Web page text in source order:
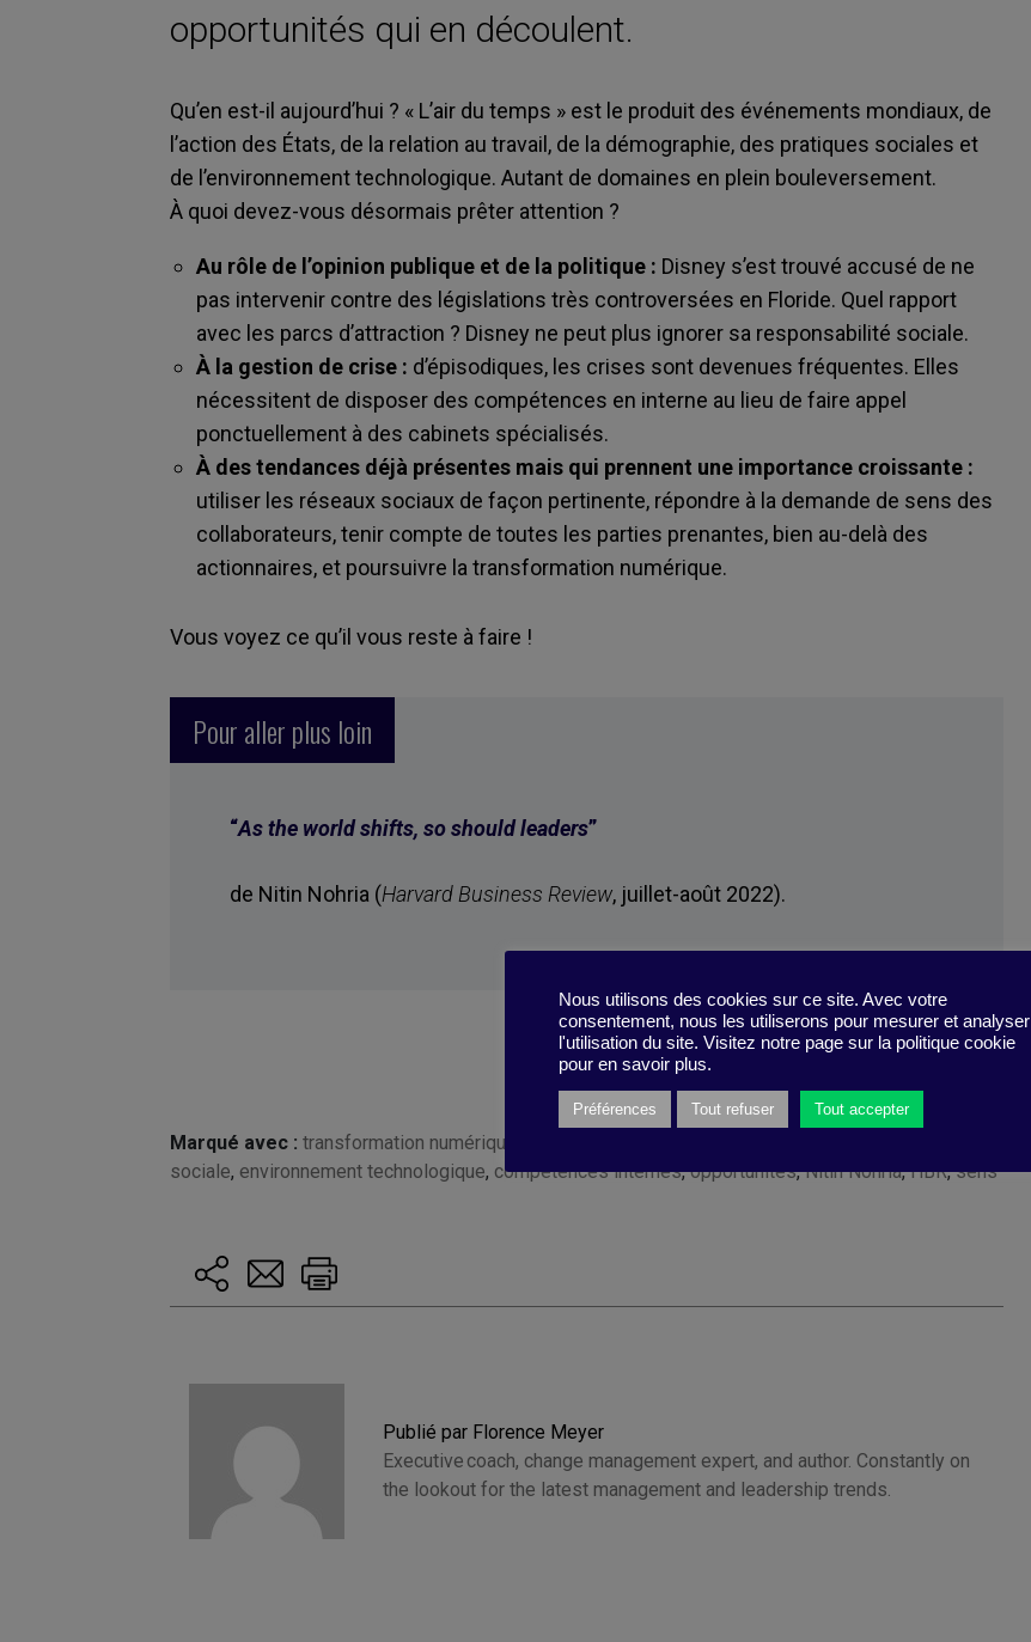
opportunités qui en découlent.
Qu’en est-il aujourd’hui ? « L’air du temps » est le produit des événements mondiaux, de
l’action des États, de la relation au travail, de la démographie, des pratiques sociales et
de l’environnement technologique. Autant de domaines en plein bouleversement.
À quoi devez-vous désormais prêter attention ?
Au rôle de l’opinion publique et de la politique : Disney s’est trouvé accusé de ne
pas intervenir contre des législations très controversées en Floride. Quel rapport
avec les parcs d’attraction ? Disney ne peut plus ignorer sa responsabilité sociale.
À la gestion de crise : d’épisodiques, les crises sont devenues fréquentes. Elles
nécessitent de disposer des compétences en interne au lieu de faire appel
ponctuellement à des cabinets spécialisés.
À des tendances déjà présentes mais qui prennent une importance croissante :
utiliser les réseaux sociaux de façon pertinente, répondre à la demande de sens des
collaborateurs, tenir compte de toutes les parties prenantes, bien au-delà des
actionnaires, et poursuivre la transformation numérique.
Vous voyez ce qu’il vous reste à faire !
Pour aller plus loin
“As the world shifts, so should leaders”
de Nitin Nohria (Harvard Business Review, juillet-août 2022).
Marqué avec : transformation numérique
sociale, environnement technologique, compétences internes,opportunités,Nitin Nohria,HBR,sens
Publié par Florence Meyer
Executive coach, change management expert, and author. Constantly on
the lookout for the latest management and leadership trends.
Nous utilisons des cookies sur ce site. Avec votre
consentement, nous les utiliserons pour mesurer et analyser
l'utilisation du site. Visitez notre page sur la politique cookie
pour en savoir plus.
Préférences Tout refuser Tout accepter